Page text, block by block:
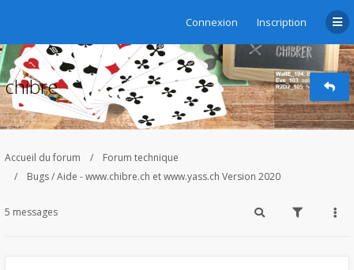
Connexion Inscription
chibre
Accueil du forum
Forum technique
Bugs / Aide - www.chibre.ch et www.yass.ch Version 2020
5 messages